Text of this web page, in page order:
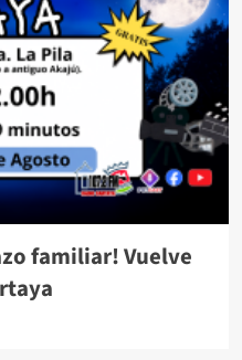
familiar! Vuelve